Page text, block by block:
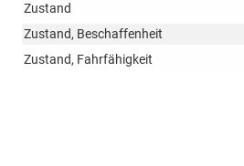
Zustand
Zustand, Beschaffenheit
Zustand, Fahrfähigkeit